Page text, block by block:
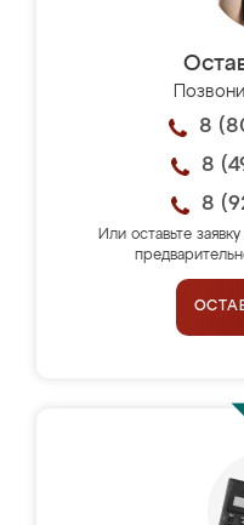
8
8
8
Или оставьте